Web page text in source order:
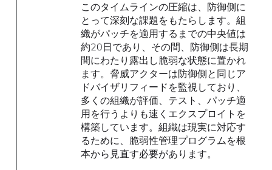
このタイムラインの圧縮は、防御側に
とって深刻な課題をもたらします。組
織がパッチを適用するまでの中央値は
約20日であり、その間、防御側は長期
間にわたり露出し脆弱な状態に置かれ
ます。脅威アクターは防御側と同じア
ドバイザリフィードを監視しており、
多くの組織が評価、テスト、パッチ適
用を行うよりも速くエクスプロイトを
構築しています。組織は現実に対応す
るために、脆弱性管理プログラムを根
本から見直す必要があります。